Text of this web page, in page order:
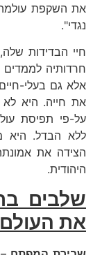
את השקפת
נגדי".
חיי הבדידות
חרדותיה
אלא גם בעלי-
את חייה. היא לא
על-פי תפיסת
ללא הבדל. היא
הצידה את
היהודית.
שלבים
את